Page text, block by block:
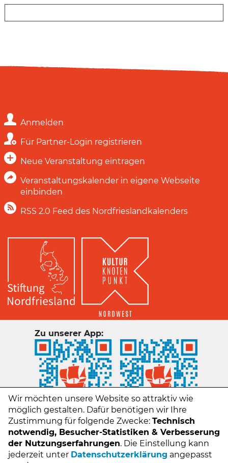
Anmelden
Für Partner-Login registrieren
Neue Veranstaltung eintragen
Veranstaltungskalender in eigene Webseite
einbinden
RSS 2.0 Feed des Nordfrieslandkalenders
Zu unserer App:
Wir möchten unsere Website so attraktiv wie
möglich gestalten. Dafür benötigen wir Ihre
Zustimmung für folgende Zwecke: Technisch
notwendig, Besucher-Statistiken & Verbesserung
der Nutzungserfahrungen. Die Einstellung kann
jederzeit unter Datenschutzerklärung angepasst